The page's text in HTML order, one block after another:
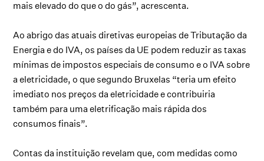
mais elevado do que o do gás”, acrescenta.
Ao abrigo das atuais diretivas europeias de Tributação da
Energia e do IVA, os países da UE podem reduzir as taxas
mínimas de impostos especiais de consumo e o IVA sobre
a eletricidade, o que segundo Bruxelas “teria um efeito
imediato nos preços da eletricidade e contribuiria
também para uma eletrificação mais rápida dos
consumos finais”.
Contas da instituição revelam que, com medidas como